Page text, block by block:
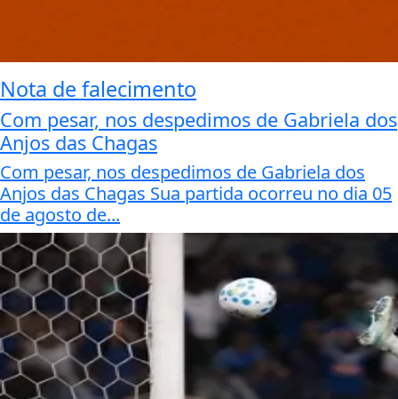
Nota de falecimento
Com pesar, nos despedimos de Gabriela dos
Anjos das Chagas
Com pesar, nos despedimos de Gabriela dos
Anjos das Chagas Sua partida ocorreu no dia 05
de agosto de...